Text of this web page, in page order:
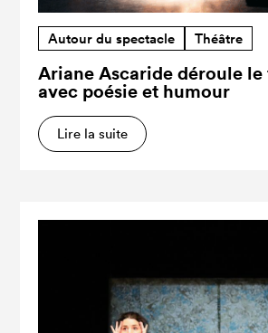
Autour du spectacle Théâtre
Ariane Ascaride déroule
avec poésie et humour
Lire la suite